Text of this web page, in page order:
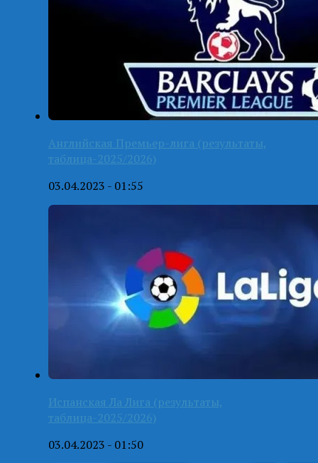
Английская Премьер-лига (результаты,
таблица-2025/2026)
03.04.2023 - 01:55
Испанская Ла Лига (результаты,
таблица-2025/2026)
03.04.2023 - 01:50